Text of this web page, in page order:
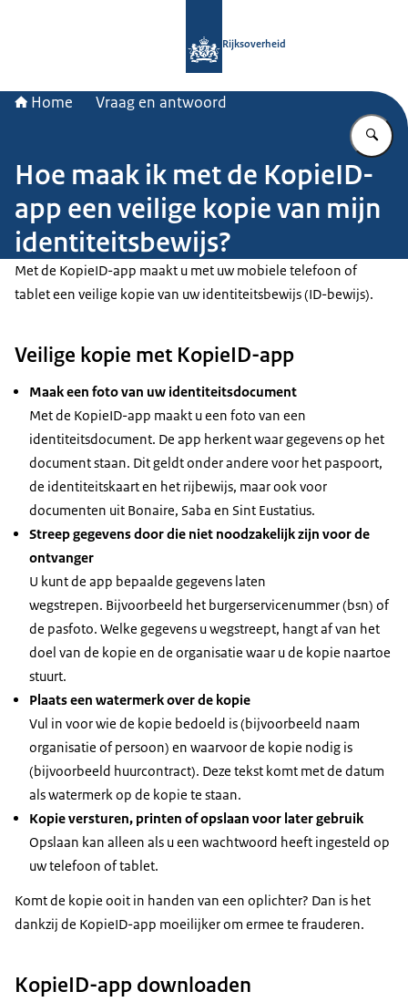
Rijksoverheid
Home Vraag en antwoord
Hoe maak ik met de KopieID-
app een veilige kopie van mijn
identiteitsbewijs?
Met de KopieID-app maakt u met uw mobiele telefoon of
tablet een veilige kopie van uw identiteitsbewijs (ID-bewijs).
Veilige kopie met KopieID-app
Maak een foto van uw identiteitsdocument
Met de KopieID-app maakt u een foto van een
identiteitsdocument. De app herkent waar gegevens op het
document staan. Dit geldt onder andere voor het paspoort,
de identiteitskaart en het rijbewijs, maar ook voor
documenten uit Bonaire, Saba en Sint Eustatius.
Streep gegevens door die niet noodzakelijk zijn voor de
ontvanger
U kunt de app bepaalde gegevens laten
wegstrepen. Bijvoorbeeld het burgerservicenummer (bsn) of
de pasfoto. Welke gegevens u wegstreept, hangt af van het
doel van de kopie en de organisatie waar u de kopie naartoe
stuurt.
Plaats een watermerk over de kopie
Vul in voor wie de kopie bedoeld is (bijvoorbeeld naam
organisatie of persoon) en waarvoor de kopie nodig is
(bijvoorbeeld huurcontract). Deze tekst komt met de datum
als watermerk op de kopie te staan.
Kopie versturen, printen of opslaan voor later gebruik
Opslaan kan alleen als u een wachtwoord heeft ingesteld op
uw telefoon of tablet.
Komt de kopie ooit in handen van een oplichter? Dan is het
dankzij de KopieID-app moeilijker om ermee te frauderen.
KopieID-app downloaden